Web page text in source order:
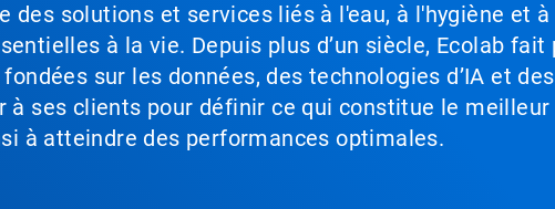
des solutions et services liés à l'eau, à l'hygiène et
à la vie. Depuis plus d’un siècle, Ecolab
sur les données, des technologies d’IA et
à ses clients pour définir ce qui constitue le
à atteindre des performances optimales.